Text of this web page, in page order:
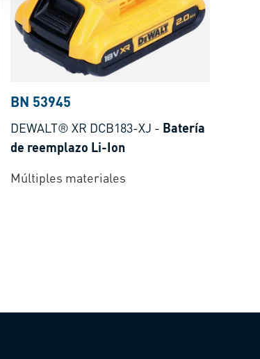
BN 53945
DEWALT® XR DCB183-XJ - Batería
de reemplazo Li-Ion
Múltiples materiales